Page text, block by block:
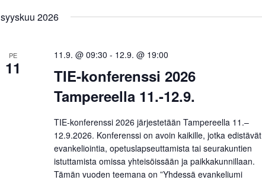
syyskuu 2026
PE
11
TIE-konferenssi 2026
Tampereella 11.-12.9.
11.9. @ 09:30 - 12.9. @ 19:00
TIE-konferenssi 2026 järjestetään Tampereella 11.–
12.9.2026. Konferenssi on avoin kaikille, jotka edistävät
evankeliointia, opetuslapseuttamista tai seurakuntien
istuttamista omissa yhteisöissään ja paikkakunnillaan.
Tämän vuoden teemana on ”Yhdessä evankeliumi